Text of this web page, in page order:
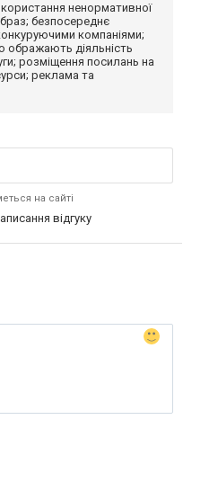
ненормативної
безпосереднє
компаніями;
ображають діяльність
розміщення посилань на
реклама та
на сайті
відгуку